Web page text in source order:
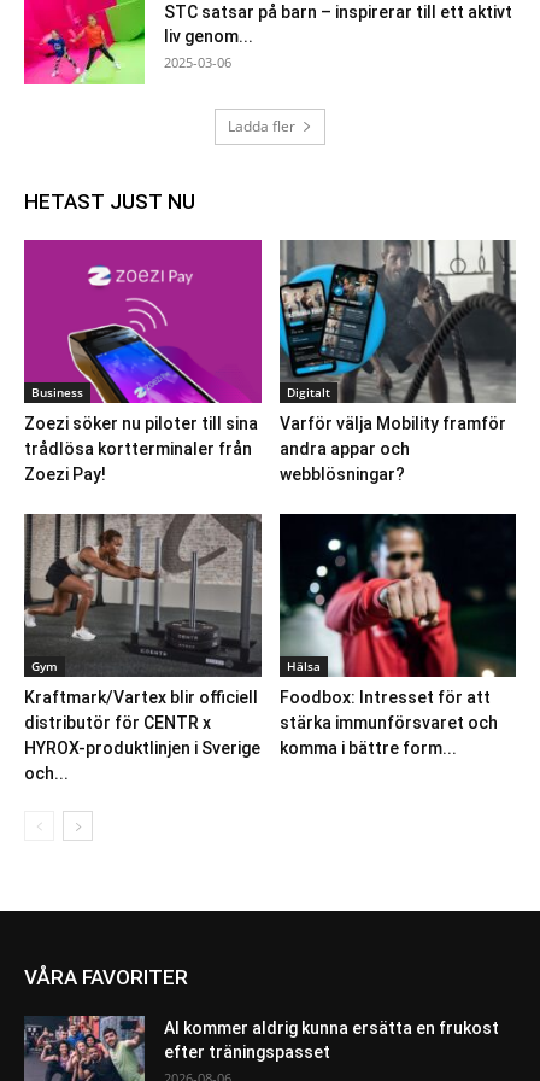
STC satsar på barn – inspirerar till ett aktivt
liv genom...
2025-03-06
Ladda fler
HETAST JUST NU
Business
Zoezi söker nu piloter till sina
trådlösa kortterminaler från
Zoezi Pay!
Digitalt
Varför välja Mobility framför
andra appar och
webblösningar?
Gym
Kraftmark/Vartex blir officiell
distributör för CENTR x
HYROX-produktlinjen i Sverige
och...
Hälsa
Foodbox: Intresset för att
stärka immunförsvaret och
komma i bättre form...
VÅRA FAVORITER
AI kommer aldrig kunna ersätta en frukost
efter träningspasset